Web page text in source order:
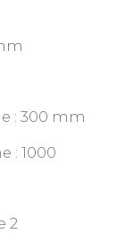
: 300 mm
: 1000
2